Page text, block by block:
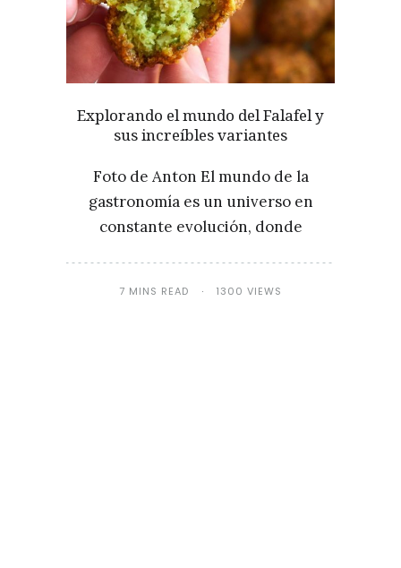
Explorando el mundo del Falafel y
sus increíbles variantes
Foto de Anton El mundo de la
gastronomía es un universo en
constante evolución, donde
7 MINS READ 1300 VIEWS